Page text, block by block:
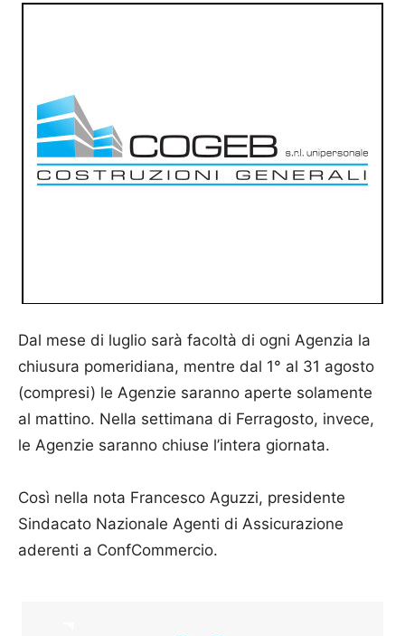
Dal mese di luglio sarà facoltà di ogni Agenzia la
chiusura pomeridiana, mentre dal 1° al 31 agosto
(compresi) le Agenzie saranno aperte solamente
al mattino. Nella settimana di Ferragosto, invece,
le Agenzie saranno chiuse l’intera giornata.
Così nella nota Francesco Aguzzi, presidente
Sindacato Nazionale Agenti di Assicurazione
aderenti a ConfCommercio.